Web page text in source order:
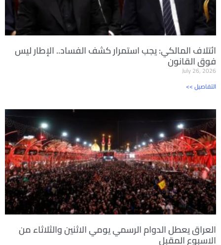
ائتلاف المالكي: يجب استمرار كشف الفساد.. الإطار ليس
فوق القانون
July 26, 2026
<< التفاصيل
العراق يعطل الدوام الرسمي يومي الاثنين والثلاثاء من
الاسبوع المقبل